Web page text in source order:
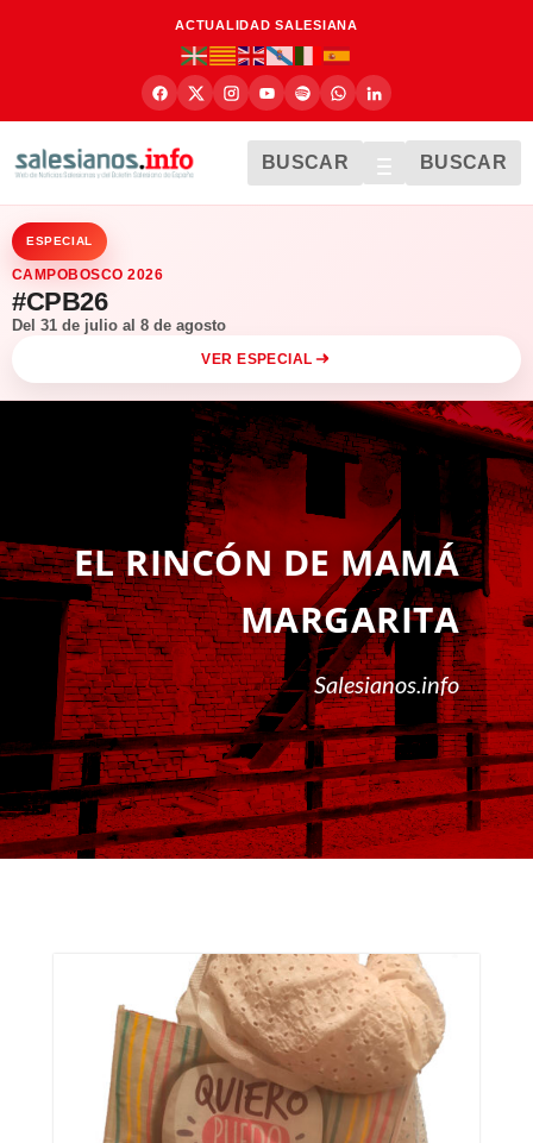
ACTUALIDAD SALESIANA
BUSCAR BUSCAR
ESPECIAL
CAMPOBOSCO 2026
#CPB26
Del 31 de julio al 8 de agosto
VER ESPECIAL
EL RINCÓN DE MAMÁ
MARGARITA
Salesianos.info